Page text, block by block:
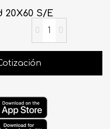
20X60 S/E